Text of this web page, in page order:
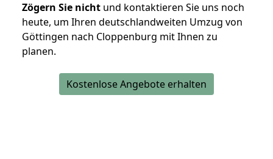
Zögern Sie nicht und kontaktieren Sie uns noch
heute, um Ihren deutschlandweiten Umzug von
Göttingen nach Cloppenburg mit Ihnen zu
planen.
Kostenlose Angebote erhalten